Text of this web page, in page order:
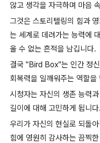
않고 생각을 자극하며 마음
그것은 스토리텔링의 힘과
는 세계로 데려가는 능력에
울 수 없는 흔적을 남깁니다.
결국 "Bird Box"는 인간 정
회복력을 일깨워주는 역할을
시청자는 자신의 생존 능력
길이에 대해 고민하게 됩니다.
우리가 자신의 현실로 되돌
힘에 영원히 감사하는 끔찍